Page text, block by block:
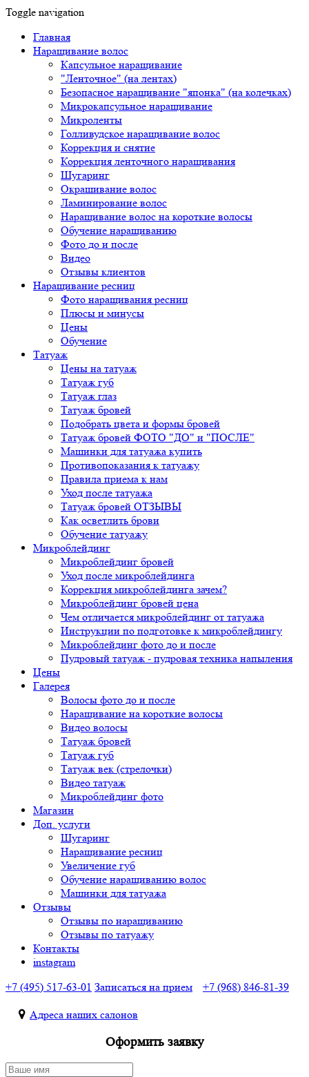
Toggle navigation
Главная
Наращивание волос
Капсульное наращивание
"Ленточное" (на лентах)
Безопасное наращивание "японка" (на колечках)
Микрокапсульное наращивание
Микроленты
Голливудское наращивание волос
Коррекция и снятие
Коррекция ленточного наращивания
Шугаринг
Окрашивание волос
Ламинирование волос
Наращивание волос на короткие волосы
Обучение наращиванию
Фото до и после
Видео
Отзывы клиентов
Наращивание ресниц
Фото наращивания ресниц
Плюсы и минусы
Цены
Обучение
Татуаж
Цены на татуаж
Татуаж губ
Татуаж глаз
Татуаж бровей
Подобрать цвета и формы бровей
Татуаж бровей ФОТО "ДО" и "ПОСЛЕ"
Машинки для татуажа купить
Противопоказания к татуажу
Правила приема к нам
Уход после татуажа
Татуаж бровей ОТЗЫВЫ
Как осветлить брови
Обучение татуажу
Микроблейдинг
Микроблейдинг бровей
Уход после микроблейдинга
Коррекция микроблейдинга зачем?
Микроблейдинг бровей цена
Чем отличается микроблейдинг от татуажа
Инструкции по подготовке к микроблейдингу
Микроблейдинг фото до и после
Пудровый татуаж - пудровая техника напыления
Цены
Галерея
Волосы фото до и после
Наращивание на короткие волосы
Видео волосы
Татуаж бровей
Татуаж губ
Татуаж век (стрелочки)
Видео татуаж
Микроблейдинг фото
Магазин
Доп. услуги
Шугаринг
Наращивание ресниц
Увеличение губ
Обучение наращиванию волос
Машинки для татуажа
Отзывы
Отзывы по наращиванию
Отзывы по татуажу
Контакты
instagram
+7 (495) 517-63-01 Записаться на прием +7 (968) 846-81-39
Адреса наших салонов
Оформить заявку